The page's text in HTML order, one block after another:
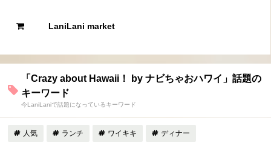
LaniLani market
「Crazy about Hawaii！ by ナビちゃおハワイ」話題の
キーワード
今LaniLaniで話題になっているキーワード
人気 ランチ ワイキキ ディナー